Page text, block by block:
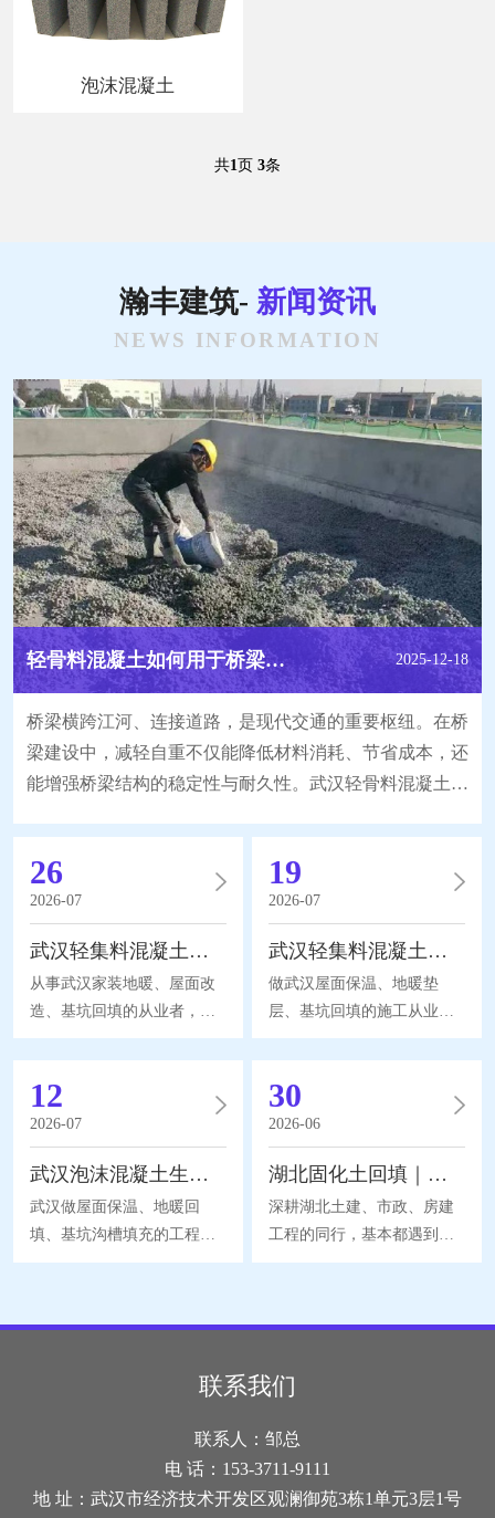
泡沫混凝土
共1页 3条
瀚丰建筑- 新闻资讯
NEWS INFORMATION
轻骨料混凝土如何用于桥梁工程达到减轻自重的效果？ 2025-12-18
桥梁横跨江河、连接道路，是现代交通的重要枢纽。在桥
梁建设中，减轻自重不仅能降低材料消耗、节省成本，还
能增强桥梁结构的稳定性与耐久性。武汉轻骨料混凝土作
减轻自重呢? 要了解轻骨料混凝土在桥梁工程中的减重作
用，首先得明白它的特性。与普通混凝土不同，轻骨料混
凝土采用轻骨料替代部分或全部普通骨料，如陶粒
26
2026-07
武汉轻集料混凝土生产厂家｜回填施工如何避开配比误区
从事武汉家装地暖、屋面改
造、基坑回填的从业者，常
会接触轻集料混凝土。不少
施工团队只看重材料单价，
忽略配比差异，完工后出现
空鼓、沉降、保温不达标的
问题。想要稳定施工效果，
学会甄别武汉轻集料混凝土
生产厂家的配套能力尤为关
键，今天结合本地气候，分
享容易被忽略的实操干货。
三大方向。但市面上配方区
19
2026-07
武汉轻集料混凝土｜屋面地暖回填选材干货，土建人必看
做武汉屋面保温、地暖垫
层、基坑回填的施工从业
者，大多接触过轻集料混凝
土，很多新手分不清它和普
通混凝土的区别，施工选材
频繁踩坑，今天结合本地梅
雨季潮湿软土地质，分享一
线实操经验，聊聊武汉轻集
料混凝土完整应用知识，纯
干货无营销。轻集料混凝土
依靠轻质骨料搭配胶凝材料
造不用额外加固梁柱地基，
12
2026-07
武汉泡沫混凝土生产厂家｜轻质土建材料选型施工全干货
武汉做屋面保温、地暖回
填、基坑沟槽填充的工程同
行，基本都会接触泡沫混凝
坑，今天结合武汉多雨软土
地质，结合一线实操经验，
完整拆解选材标准、适用场
生产厂家的判断思路，全篇
30
2026-06
湖北固化土回填｜基坑沟槽绿色回填工艺，工程人干货分享
深耕湖北土建、市政、房建
工程的同行，基本都遇到过
基坑肥槽、地下管线沟槽回
降、渗水返工，而湖北固化
土回填凭借就地取材、自密
实免夯实的优势，成为省内
施工、选型、避坑全知识
联系我们
联系人：邹总
电 话：153-3711-9111
地 址：武汉市经济技术开发区观澜御苑3栋1单元3层1号